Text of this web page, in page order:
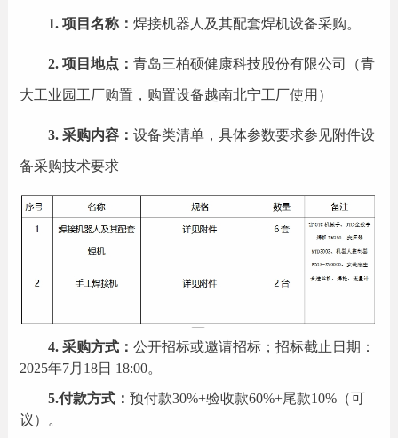
1. 项目名称： 焊接机器人及其配套焊机设备采购。
2. 项目地点： 青岛三柏硕健康科技股份有限公司（青
大工业园工厂购置，购置设备越南北宁工厂使用）
3. 采购内容： 设备类清单，具体参数要求参见附件设
备采购技术要求
4. 采购方式： 公开招标或邀请招标；招标截止日期：
2025年7月 18日 18:00。
5.付款方式： 预付款30%+验收款60%+尾款10%（可
议）
。